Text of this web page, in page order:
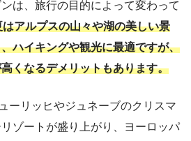
は、旅行の目的によって変わって
アルプスの山々や湖の美しい景
ハイキングや観光に最適ですが、
くなるデメリットもあります。
ーリッヒやジュネーブのクリスマ
ゾートが盛り上がり、ヨーロッパ